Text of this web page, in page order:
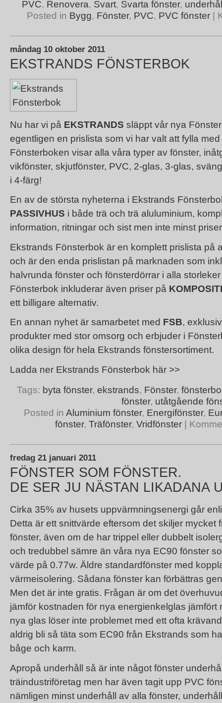
PVC, Renovera, Svart, Svarta fönster,
Posted in Bygg, Fönster, PVC, PVC fönster |
måndag 10 oktober 2011
EKSTRANDS FÖNSTERBOK
Nu har vi på EKSTRANDS släppt vår nya
egentligen en prislista som vi har valt att fylla
Fönsterboken visar alla våra typer av fönster,
vikfönster, skjutfönster, PVC, 2-glas, 3-glas,
i 4-färg!
En av de största nyheterna i Ekstrands
PASSIVHUS i både trä och trä aluluminium,
information, ritningar och sist men inte minst
Ekstrands Fönsterbok är en komplett prislista på
och är den enda prislistan på marknaden som
halvrunda fönster och fönsterdörrar i alla
Fönsterbok inkluderar även priser på
ett billigare alternativ.
En annan nyhet är samarbetet med FSB,
produkter med stor omsorg och erbjuder i
olika design för hela Ekstrands fönstersortiment.
Ladda ner Ekstrands Fönsterbok här >>
Tags: byta fönster, ekstrands, Fönster,
fönster, utåtgående
Posted in Aluminium fönster, Energifönster,
fönster, Träfönster, Vridfönster |
fredag 21 januari 2011
FÖNSTER SOM FÖNSTER.
DE SER JU NÄSTAN LIKADANA
Cirka 35% av husets uppvärmningsenergi går
Detta är ett snittvärde eftersom det skiljer mycket
fönster, även om de har trippel eller dubbelt
och tredubbel sämre än våra nya EC90 fönster
värde på 0.77w. Äldre standardfönster med
värmeisolering. Sådana fönster kan förbättras
Men det är inte gratis. Frågan är om det
jämför kostnaden för nya energienkelglas jämfört
nya glas löser inte problemet med ett ofta
aldrig bli så täta som EC90 från Ekstrands som
båge och karm.
Apropå underhåll så är inte något fönster
träindustriföretag men har även tagit upp PVC
nämligen minst underhåll av alla fönster,